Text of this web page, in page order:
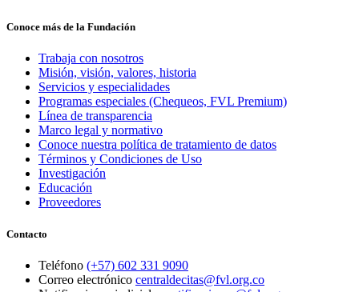
Conoce más de la Fundación
Trabaja con nosotros
Misión, visión, valores, historia
Servicios y especialidades
Programas especiales (Chequeos, FVL Premium)
Línea de transparencia
Marco legal y normativo
Conoce nuestra política de tratamiento de datos
Términos y Condiciones de Uso
Investigación
Educación
Proveedores
Contacto
Teléfono (+57) 602 331 9090
Correo electrónico centraldecitas@fvl.org.co